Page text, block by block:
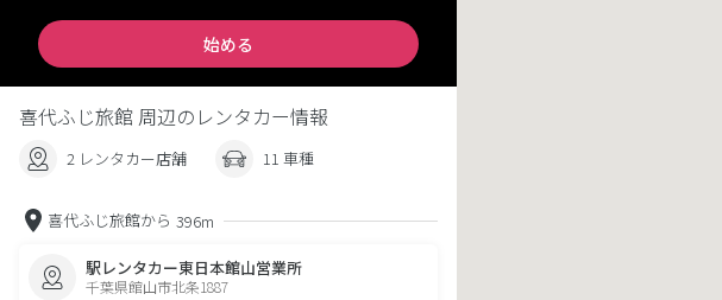
始める
喜代ふじ旅館 周辺のレンタカー情報
2 レンタカー店舗 11 車種
喜代ふじ旅館から 396m
駅レンタカー東日本館山営業所
千葉県館山市北条1887